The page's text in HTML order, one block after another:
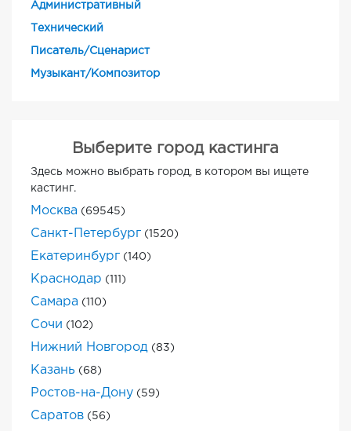
Административный
Технический
Писатель/Сценарист
Музыкант/Композитор
Выберите город кастинга
Здесь можно выбрать город, в котором вы ищете
кастинг.
Москва (69545)
Санкт-Петербург (1520)
Екатеринбург (140)
Краснодар (111)
Самара (110)
Сочи (102)
Нижний Новгород (83)
Казань (68)
Ростов-на-Дону (59)
Саратов (56)